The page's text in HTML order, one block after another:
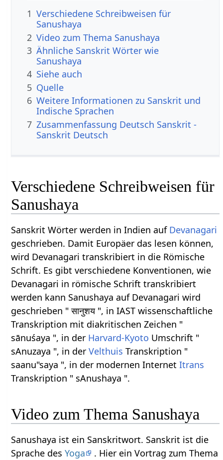
1 Verschiedene Schreibweisen für
Sanushaya
2 Video zum Thema Sanushaya
3 Ähnliche Sanskrit Wörter wie
Sanushaya
4 Siehe auch
5 Quelle
6 Weitere Informationen zu Sanskrit und
Indische Sprachen
7 Zusammenfassung Deutsch Sanskrit -
Sanskrit Deutsch
Verschiedene Schreibweisen für
Sanushaya
Sanskrit Wörter werden in Indien auf Devanagari
geschrieben. Damit Europäer das lesen können,
wird Devanagari transkribiert in die Römische
Schrift. Es gibt verschiedene Konventionen, wie
Devanagari in römische Schrift transkribiert
werden kann Sanushaya auf Devanagari wird
geschrieben " सानुशय ", in IAST wissenschaftliche
Transkription mit diakritischen Zeichen "
sānuśaya ", in der Harvard-Kyoto Umschrift "
sAnuzaya ", in derVelthuis Transkription "
saanu"saya ", in der modernen InternetItrans
Transkription " sAnushaya ".
Video zum Thema Sanushaya
Sanushaya ist ein Sanskritwort. Sanskrit ist die
Sprache desYoga
. Hier ein Vortrag zum Thema